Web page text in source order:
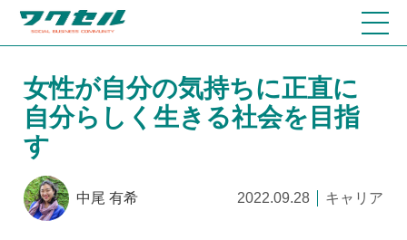
女性が自分の気持ちに正直に
自分らしく生きる社会を目指
す
中尾 有希 2022.09.28 キャリア